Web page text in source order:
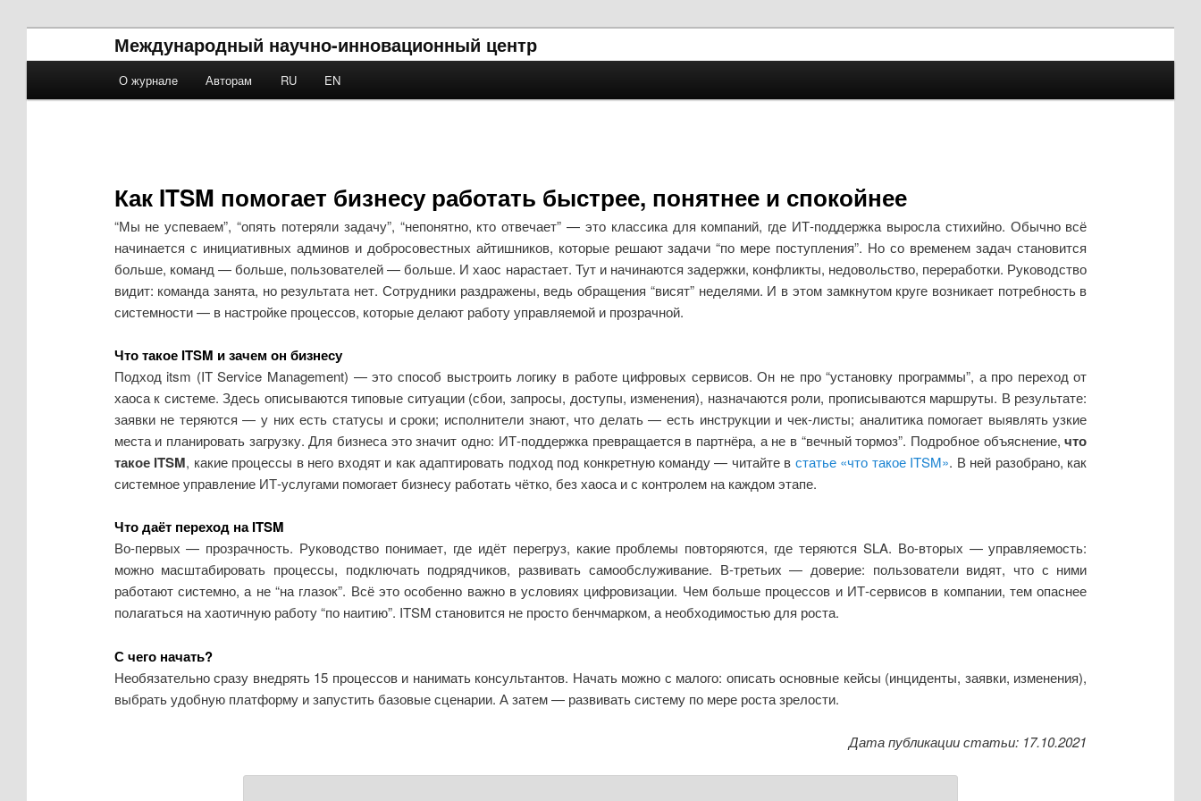
Международный научно-инновационный центр
Skip to primary content
Skip to secondary content
О журнале Авторам RU EN
Как ITSM помогает бизнесу работать быстрее, понятнее и спокойнее
“Мы не успеваем”, “опять потеряли задачу”, “непонятно, кто отвечает” — это классика для компаний, где ИТ‑поддержка выросла стихийно. Обычно всё
начинается с инициативных админов и добросовестных айтишников, которые решают задачи “по мере поступления”. Но со временем задач становится
больше, команд — больше, пользователей — больше. И хаос нарастает. Тут и начинаются задержки, конфликты, недовольство, переработки. Руководство
видит: команда занята, но результата нет. Сотрудники раздражены, ведь обращения “висят” неделями. И в этом замкнутом круге возникает потребность в
системности — в настройке процессов, которые делают работу управляемой и прозрачной.
Что такое ITSM и зачем он бизнесу
Подход itsm (IT Service Management) — это способ выстроить логику в работе цифровых сервисов. Он не про “установку программы”, а про переход от
хаоса к системе. Здесь описываются типовые ситуации (сбои, запросы, доступы, изменения), назначаются роли, прописываются маршруты. В результате:
заявки не теряются — у них есть статусы и сроки; исполнители знают, что делать — есть инструкции и чек-листы; аналитика помогает выявлять узкие
места и планировать загрузку. Для бизнеса это значит одно: ИТ‑поддержка превращается в партнёра, а не в “вечный тормоз”. Подробное объяснение,что
такое ITSM, какие процессы в него входят и как адаптировать подход под конкретную команду — читайте в статье «что такое ITSM». В ней разобрано, как
системное управление ИТ‑услугами помогает бизнесу работать чётко, без хаоса и с контролем на каждом этапе.
Что даёт переход на ITSM
Во-первых — прозрачность. Руководство понимает, где идёт перегруз, какие проблемы повторяются, где теряются SLA. Во-вторых — управляемость:
можно масштабировать процессы, подключать подрядчиков, развивать самообслуживание. В-третьих — доверие: пользователи видят, что с ними
работают системно, а не “на глазок”. Всё это особенно важно в условиях цифровизации. Чем больше процессов и ИТ‑сервисов в компании, тем опаснее
полагаться на хаотичную работу “по наитию”. ITSM становится не просто бенчмарком, а необходимостью для роста.
С чего начать?
Необязательно сразу внедрять 15 процессов и нанимать консультантов. Начать можно с малого: описать основные кейсы (инциденты, заявки, изменения),
выбрать удобную платформу и запустить базовые сценарии. А затем — развивать систему по мере роста зрелости.
Дата публикации статьи: 17.10.2021